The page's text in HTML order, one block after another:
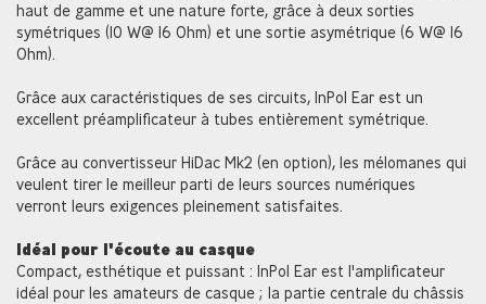
haut de gamme et une nature forte, grâce à deux sorties
symétriques (10 W@ 16 Ohm) et une sortie asymétrique (6 W@ 16
Ohm).
Grâce aux caractéristiques de ses circuits, InPol Ear est un
excellent préamplificateur à tubes entièrement symétrique.
Grâce au convertisseur HiDac Mk2 (en option), les mélomanes qui
veulent tirer le meilleur parti de leurs sources numériques
verront leurs exigences pleinement satisfaites.
Idéal pour l'écoute au casque
Compact, esthétique et puissant : InPol Ear est l'amplificateur
idéal pour les amateurs de casque ; la partie centrale du châssis